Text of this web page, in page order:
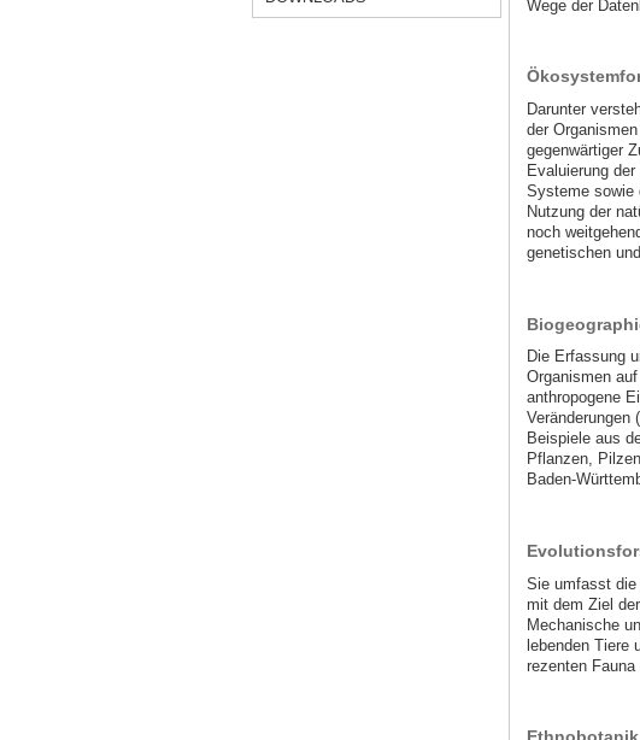
Wege der
Darunter
der
gegenwärtiger
Evaluierung
Systeme sowie
Nutzung der
noch
genetischen
Die Erfassung
Organismen
anthropogene
Veränderungen
Beispiele aus
Pflanzen,
Baden-
Sie umfasst die
mit dem Ziel
Mechanische
lebenden Tiere
rezenten